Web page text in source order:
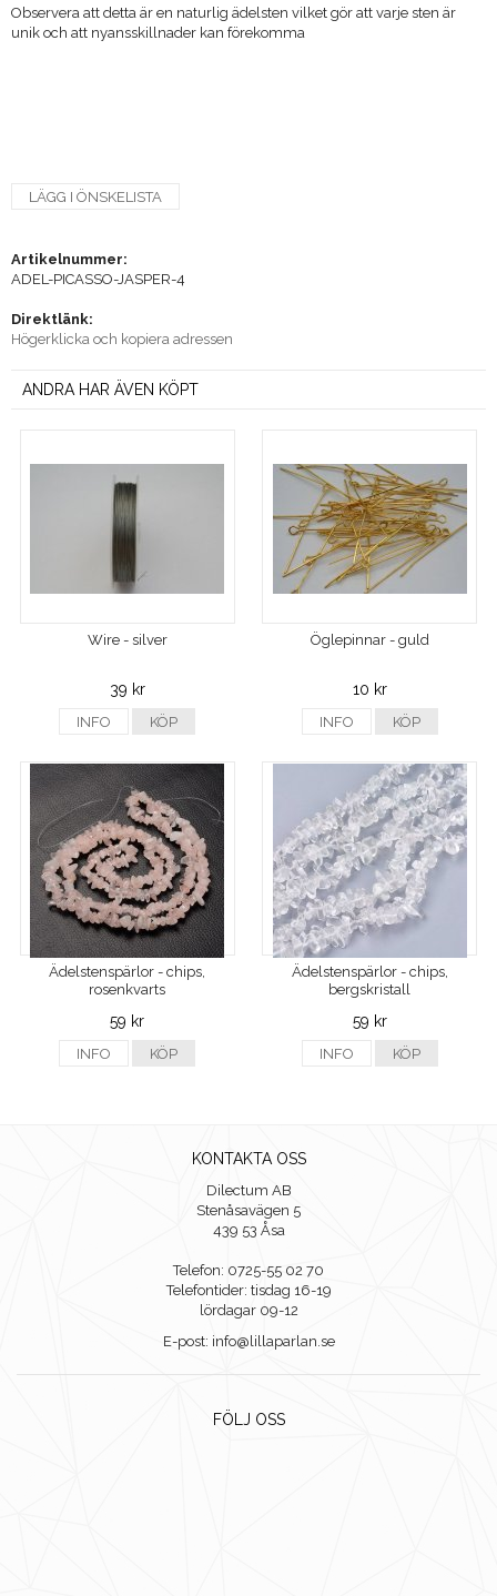
​Observera att detta är en naturlig ädelsten vilket gör att varje sten är
unik och att nyansskillnader kan förekomma
LÄGG I ÖNSKELISTA
Artikelnummer:
ADEL-PICASSO-JASPER-4
Direktlänk:
Högerklicka och kopiera adressen
ANDRA HAR ÄVEN KÖPT
Wire - silver
39 kr
INFO KÖP
Öglepinnar - guld
10 kr
INFO KÖP
Ädelstenspärlor - chips,
rosenkvarts
59 kr
INFO KÖP
Ädelstenspärlor - chips,
bergskristall
59 kr
INFO KÖP
KONTAKTA OSS
Dilectum AB
Stenåsavägen 5
439 53 Åsa
Telefon: 0725-55 02 70
Telefontider: tisdag 16-19
lördagar 09-12
E-post: info@lillaparlan.se
FÖLJ OSS